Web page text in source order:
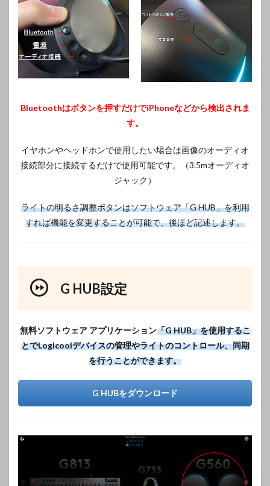
Bluetoothはボタンを押すだけでiPhoneなどから検出されま
す。
イヤホンやヘッドホンで使用したい場合は画像のオーディオ
接続部分に接続するだけで使用可能です。（3.5mオーディオ
ジャック）
ライトの明るさ調整ボタンはソフトウェア「G HUB」を利用
すれば機能を変更することが可能で、後ほど記述します。
G HUB設定
無料ソフトウェア アプリケーション「G HUB」を使用するこ
とでLogicoolデバイスの管理やライトのコントロール、同期
を行うことができます。
G HUBをダウンロード